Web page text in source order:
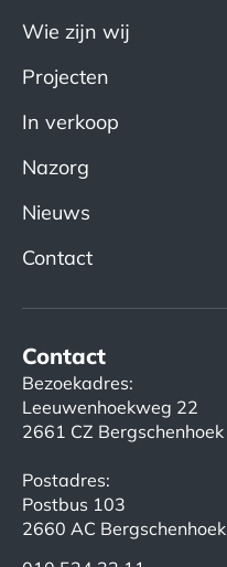
Wie zijn wij
Projecten
In verkoop
Nazorg
Nieuws
Contact
Contact
Bezoekadres:
Leeuwenhoekweg 22
2661 CZ Bergschenhoek
Postadres:
Postbus 103
2660 AC Bergschenhoek